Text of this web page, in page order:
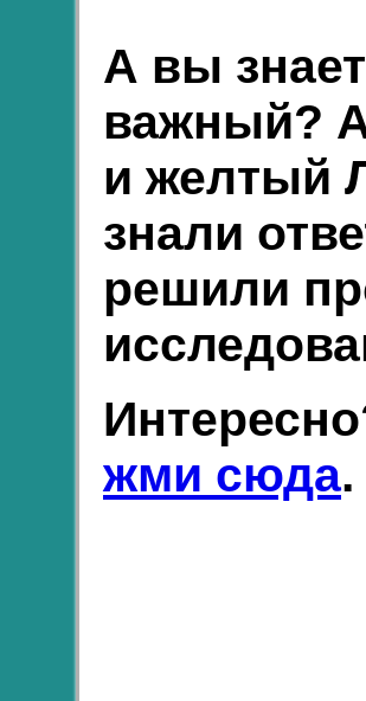
А вы
важный?
и желтый
знали
решили
жми сюда.